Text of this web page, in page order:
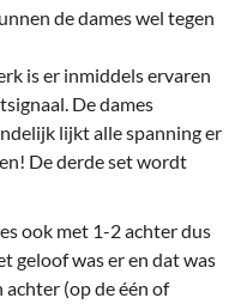
de dames wel tegen
is er inmiddels ervaren
De dames
lijkt alle spanning er
De derde set wordt
ook met 1-2 achter dus
geloof was er en dat was
(op de één of